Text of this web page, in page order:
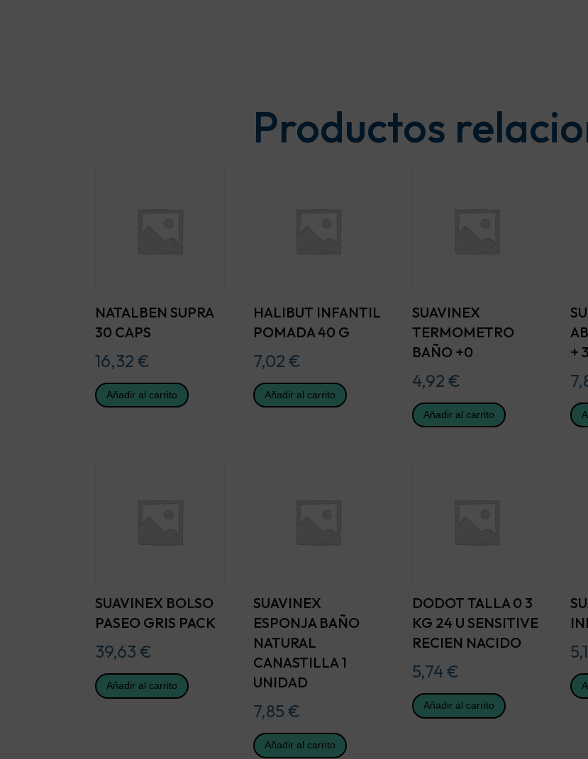
Productos
NATALBEN SUPRA
30 CAPS
16,32€
Añadir al carrito
HALIBUT INFANTIL
POMADA 40 G
7,02€
Añadir al carrito
SUAVINEX
TERMOMETRO
BAÑO +0
4,92 €
Añadir al carrito
+
SUAVINEX BOLSO
PASEO GRIS PACK
39,63€
Añadir al carrito
SUAVINEX
ESPONJA BAÑO
NATURAL
CANASTILLA 1
UNIDAD
7,85€
Añadir al carrito
DODOT TALLA 0 3
KG 24 U SENSITIVE
RECIEN NACIDO
5,74€
Añadir al carrito